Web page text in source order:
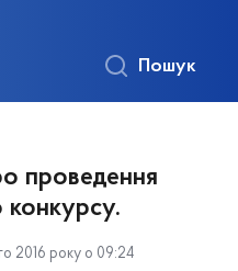
Пошук
проведення
конкурсу.
2016 року о 09:24